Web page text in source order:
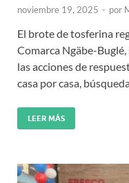
noviembre 19, 2025 - por
El brote de tosferina
Comarca Ngäbe-
las acciones de
casa por casa,
LEER MÁS